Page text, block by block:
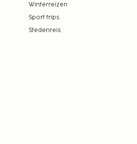
Winterreizen
Sport trips
Stedenreis